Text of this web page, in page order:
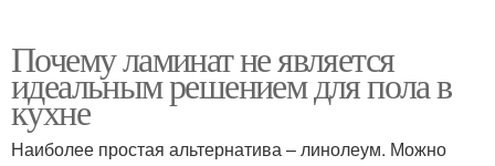
Почему ламинат не является
идеальным решением для пола в
кухне
Наиболее простая альтернатива – линолеум. Можно